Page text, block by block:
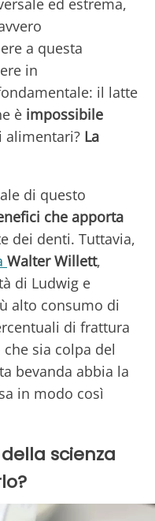
a questa
in
il latte
è impossibile
alimentari? La
di questo
che apporta
dei denti. Tuttavia,
Walter Willett,
di Ludwig e
alto consumo di
di frattura
sia colpa del
bevanda abbia la
in modo così
scienza